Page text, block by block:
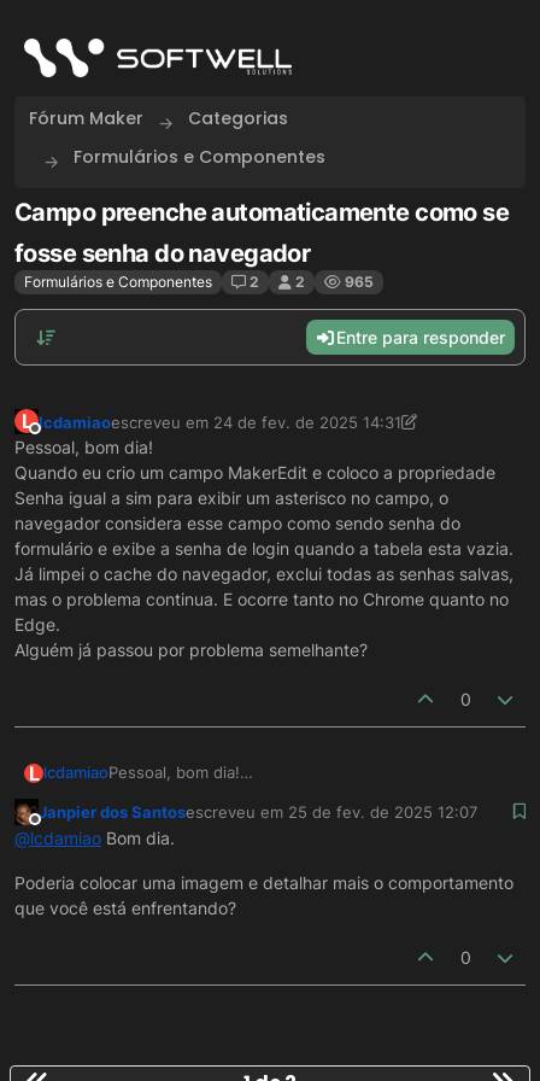
Fórum Maker
Categorias
Formulários e Componentes
Campo preenche automaticamente como se
fosse senha do navegador
Formulários e Componentes 2 2 965
Entre para responder
L
Offline
lcdamiaoescreveu em 24 de fev. de 2025 14:31
última edição por lcdamiao
Pessoal, bom dia!
Quando eu crio um campo MakerEdit e coloco a propriedade
Senha igual a sim para exibir um asterisco no campo, o
navegador considera esse campo como sendo senha do
formulário e exibe a senha de login quando a tabela esta vazia.
Já limpei o cache do navegador, exclui todas as senhas salvas,
mas o problema continua. E ocorre tanto no Chrome quanto no
Edge.
Alguém já passou por problema semelhante?
0
L lcdamiaoPessoal, bom dia!
propriedade Senha igual a sim para exibir um
asterisco no campo, o navegador considera esse
senha de login quando a tabela esta vazia. Já limpei o
cache do navegador, exclui todas as senhas salvas,
Offline
Janpier dos Santosescreveu em 25 de fev. de 2025 12:07
última edição por
@lcdamiao Bom dia.
Poderia colocar uma imagem e detalhar mais o comportamento
que você está enfrentando?
0